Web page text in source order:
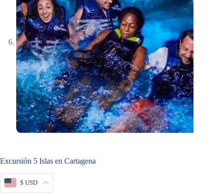
Excursión 5 Islas en Cartagena
$ USD